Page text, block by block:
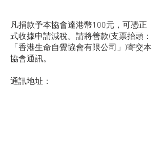
凡捐款予本協會達港幣100元，可憑正
式收據申請減稅。請將善款(支票抬頭：
「香港生命自覺協會有限公司」)寄交本
協會通訊。
通訊地址：